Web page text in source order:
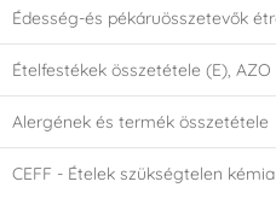
Édesség-és pékáruösszetevők
Ételfestékek összetétele (E), AZO
Alergének és termék összetétele
CEFF - Ételek szükségtelen